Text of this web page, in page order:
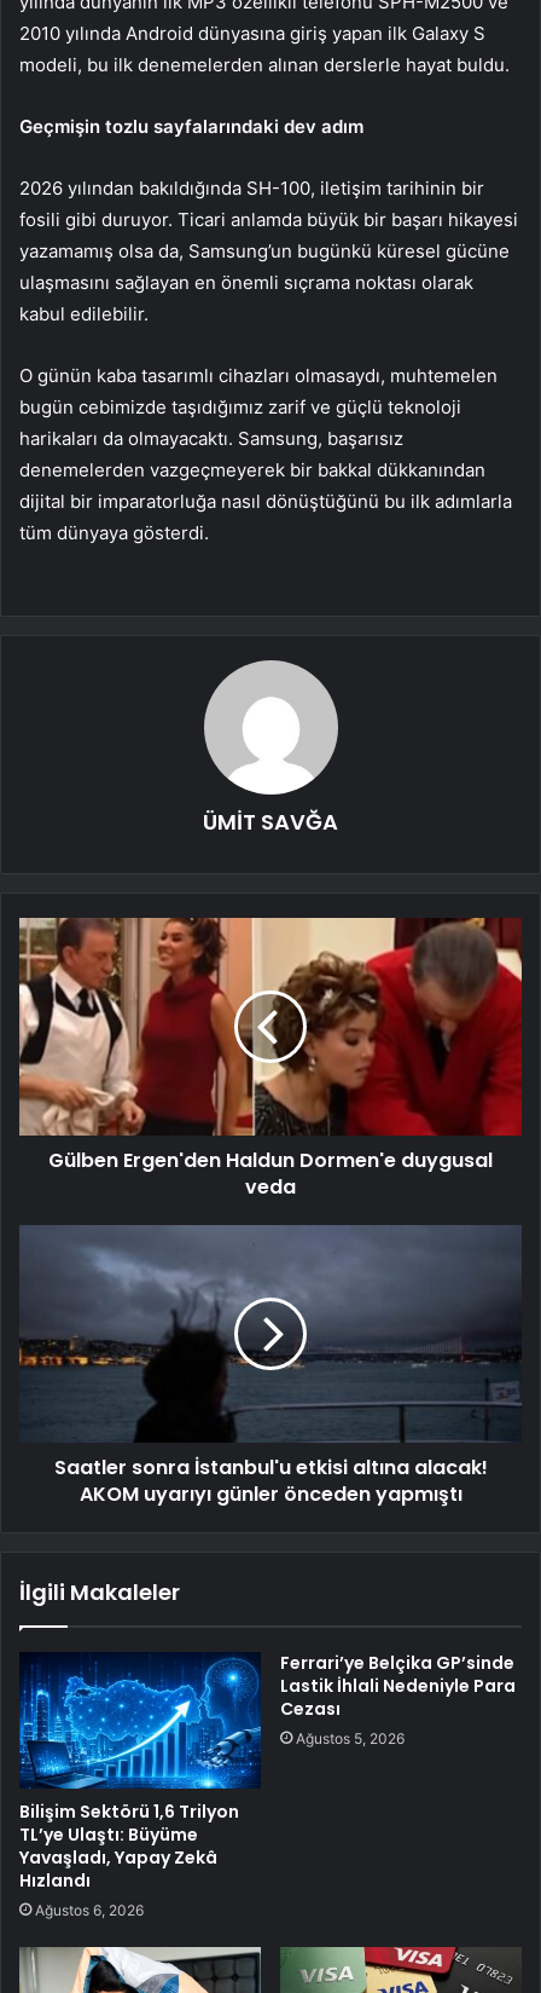
2010 yılında Android dünyasına giriş yapan ilk Galaxy S
modeli, bu ilk denemelerden alınan derslerle hayat buldu.
Geçmişin tozlu sayfalarındaki dev adım
2026 yılından bakıldığında SH-100, iletişim tarihinin bir
fosili gibi duruyor. Ticari anlamda büyük bir başarı hikayesi
yazamamış olsa da, Samsung’un bugünkü küresel gücüne
ulaşmasını sağlayan en önemli sıçrama noktası olarak
kabul edilebilir.
O günün kaba tasarımlı cihazları olmasaydı, muhtemelen
bugün cebimizde taşıdığımız zarif ve güçlü teknoloji
harikaları da olmayacaktı. Samsung, başarısız
denemelerden vazgeçmeyerek bir bakkal dükkanından
dijital bir imparatorluğa nasıl dönüştüğünü bu ilk adımlarla
tüm dünyaya gösterdi.
ÜMİT SAVĞA
Gülben Ergen'den Haldun Dormen'e duygusal
veda
Saatler sonra İstanbul'u etkisi altına alacak!
AKOM uyarıyı günler önceden yapmıştı
İlgili Makaleler
Bilişim Sektörü 1,6 Trilyon
TL’ye Ulaştı: Büyüme
Yavaşladı, Yapay Zekâ
Hızlandı
Ağustos 6, 2026
Ferrari’ye Belçika GP’sinde
Lastik İhlali Nedeniyle Para
Cezası
Ağustos 5, 2026